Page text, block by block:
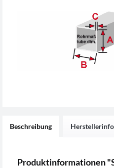
Beschreibung
Produktinformationen